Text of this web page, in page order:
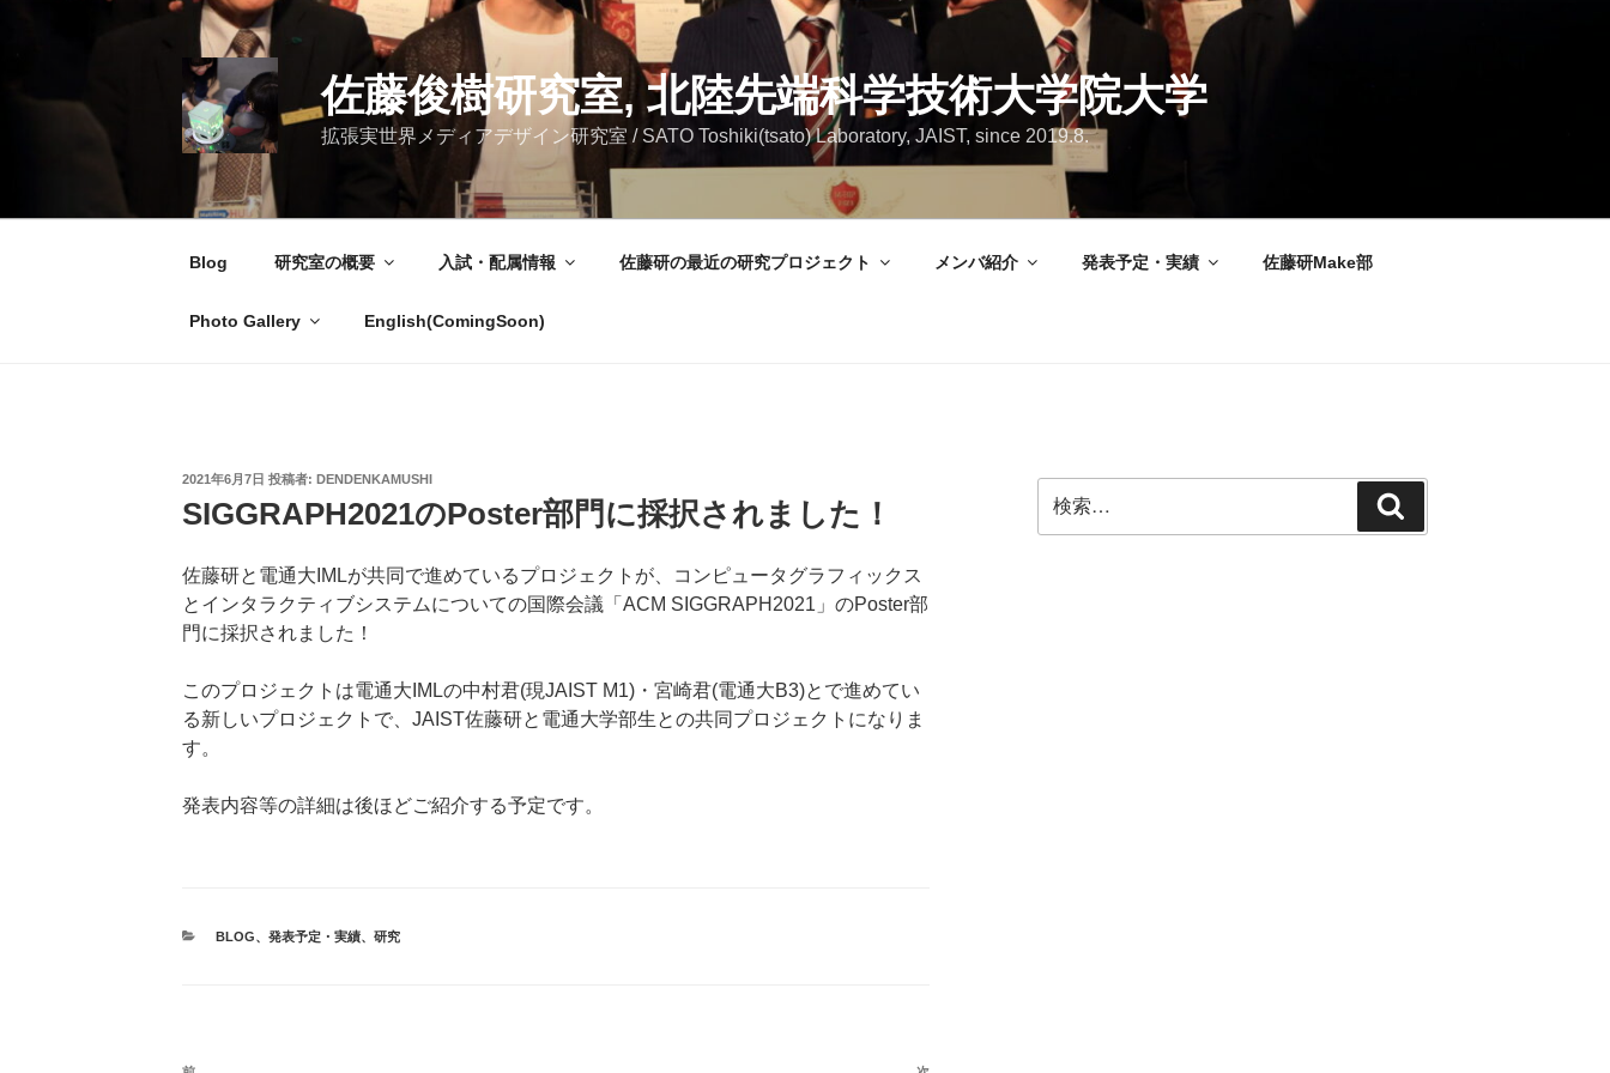
キ
佐藤俊樹研究室, 北陸先端科学技術大学院大学
拡張実世界メディアデザイン研究室 / SATO Toshiki(tsato) Laboratory, JAIST, since 2019.8.
Blog 研究室の概要 入試・配属情報 佐藤研の最近の研究プロジェクト メンバ紹介 発表予定・実績 佐藤研Make部
Photo Gallery English(ComingSoon)
投
日:
2021年6月7日 投稿者: DENDENKAMUSHI
SIGGRAPH2021のPoster部門に採択されました！
佐藤研と電通大IMLが共同で進めているプロジェクトが、コンピュータグラフィックス
とインタラクティブシステムについての国際会議「ACM SIGGRAPH2021」のPoster部
門に採択されました！
このプロジェクトは電通大IMLの中村君(現JAIST M1)・宮崎君(電通大B3)とで進めてい
る新しいプロジェクトで、JAIST佐藤研と電通大学部生との共同プロジェクトになりま
す。
発表内容等の詳細は後ほどご紹介する予定です。
カ
BLOG、 発表予定・実績、 研究
投
索:
索